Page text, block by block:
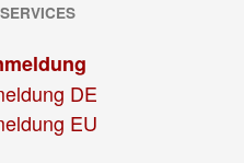
DE
EU